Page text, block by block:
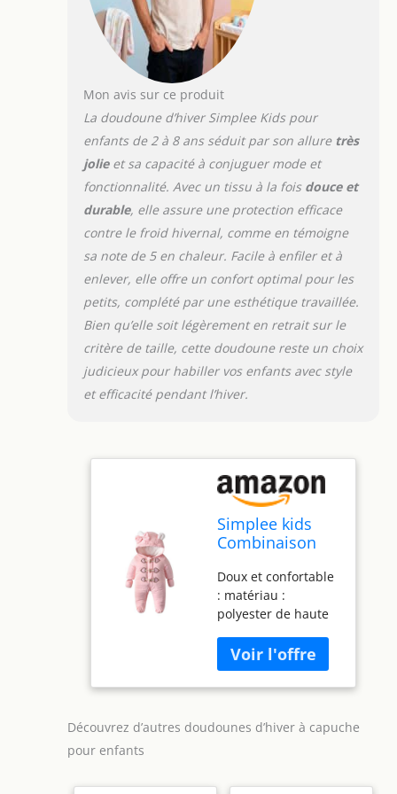
à la ligne des orteils
: facilite l'enfilage et
le changement des
parfait : parfait
pour Noël,
Thanksgiving, fête,
vacances,
quotidien,
photographie.
Meilleur cadeau de
fête prénatale
comme manteau
d'hiver. Contenu de
l'emballage : 1
combinaison de
neige unisexe pour
bébé. Tailles : 3 à 6
mois, 6 à 9 mois, 9 à
12 mois, 12 à 18
mois, 18 à 24 mois.
Mon avis sur ce produit
La doudoune d’hiver Simplee Kids pour
enfants de 2 à 8 ans séduit par son allure très
jolieet sa capacité à conjuguer mode et
fonctionnalité. Avec un tissu à la fois douce et
durable, elle assure une protection efficace
contre le froid hivernal, comme en témoigne
sa note de 5 en chaleur. Facile à enfiler et à
enlever, elle offre un confort optimal pour les
petits, complété par une esthétique travaillée.
Bien qu’elle soit légèrement en retrait sur le
critère de taille, cette doudoune reste un choix
judicieux pour habiller vos enfants avec style
et efficacité pendant l’hiver.
Simplee kids
Combinaison
chaude à
capuche pour
bébé garçon et
fille avec gants
pour 3 à 24
mois, A-rose, 9-
12 mois
Doux et confortable
: matériau :
polyester de haute
douce pour la peau,
doux, confortable et
chaud pour bébé.
capuche avec
Découvrez d’autres doudounes d’hiver à capuche
pour enfants